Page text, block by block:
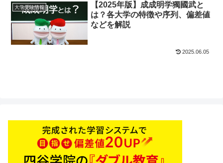
大学受験情報
【2025年版】成成明学獨國武と
は？各大学の特徴や序列、偏差値
などを解説
2025.06.05